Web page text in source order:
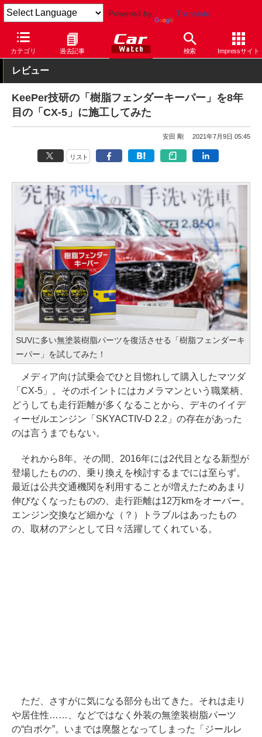
Powered by Translate
カテゴリ 過去記事 検索 Impressサイト
Car Watch カスタム 外装パーツ その他
レビュー
KeePer技研の「樹脂フェンダーキーパー」を8年
目の「CX-5」に施工してみた
安田 剛 2021年7月9日 05:45
リスト
SUVに多い無塗装樹脂パーツを復活させる「樹脂フェンダーキ
ーパー」を試してみた！
メディア向け試乗会でひと目惚れして購入したマツダ
「CX-5」。そのポイントにはカメラマンという職業柄、
どうしても走行距離が多くなることから、デキのイイデ
ィーゼルエンジン「SKYACTIV-D 2.2」の存在があった
のは言うまでもない。
それから8年。その間、2016年には2代目となる新型が
登場したものの、乗り換えを検討するまでには至らず。
最近は公共交通機関を利用することが増えたためあまり
伸びなくなったものの、走行距離は12万kmをオーバー。
エンジン交換など細かな（？）トラブルはあったもの
の、取材のアシとして日々活躍してくれている。
ただ、さすがに気になる部分も出てきた。それは走り
や居住性……、などではなく外装の無塗装樹脂パーツ
の“白ボケ”。いまでは廃盤となってしまった「ジールレ